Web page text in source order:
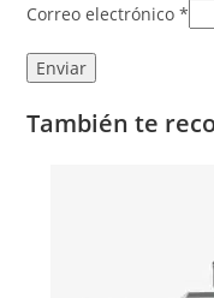
Correo electrónico*
También te